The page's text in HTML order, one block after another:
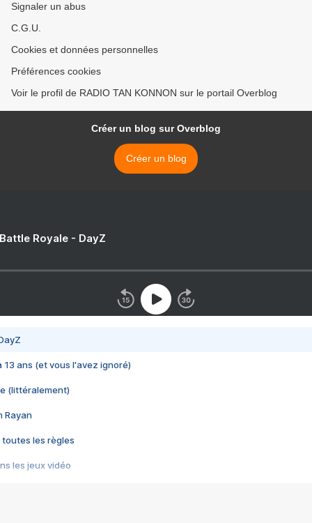
Signaler un abus
C.G.U.
Cookies et données personnelles
Préférences cookies
Voir le profil de RADIO TAN KONNON sur le portail Overblog
Créer un blog sur Overblog
Créer un blog
Royale - DayZ
13 ans (et vous l'avez ignoré)
(littéralement)
Rayan
toutes les règles
les jeux vidéo